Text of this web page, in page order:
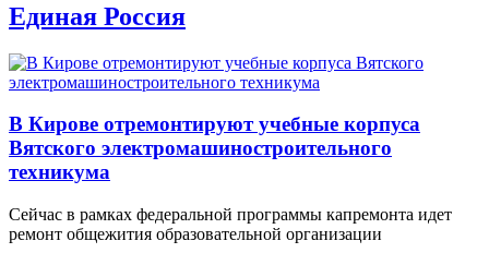
Единая Россия
В Кирове отремонтируют учебные корпуса
Вятского электромашиностроительного
техникума
Сейчас в рамках федеральной программы капремонта идет
ремонт общежития образовательной организации